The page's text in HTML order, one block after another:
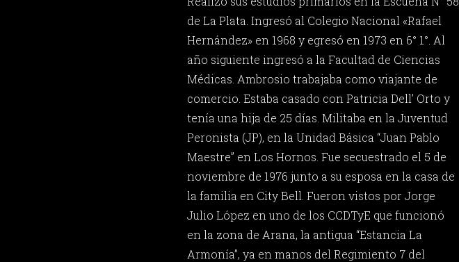
de La Plata. Ingresó al Colegio Nacional «Rafael
Hernández» en 1968 y egresó en 1973 en 6° 1°. Al
año siguiente ingresó a la Facultad de Ciencias
Médicas. Ambrosio trabajaba como viajante de
comercio. Estaba casado con Patricia Dell’ Orto y
tenía una hija de 25 días. Militaba en la Juventud
Peronista (JP), en la Unidad Básica “Juan Pablo
Maestre” en Los Hornos. Fue secuestrado el 5 de
noviembre de 1976 junto a su esposa en la casa de
la familia en City Bell. Fueron vistos por Jorge
Julio López en uno de los CCDTyE que funcionó
en la zona de Arana, la antigua “Estancia La
Armonía”, ya en manos del Regimiento 7 del